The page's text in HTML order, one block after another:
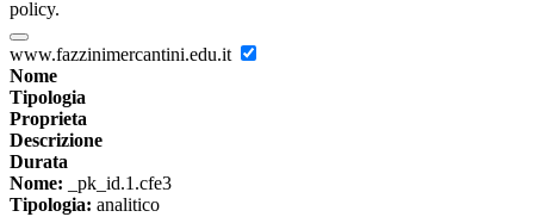
policy.
www.fazzinimercantini.edu.it
Nome
Tipologia
Proprieta
Descrizione
Durata
Nome: _pk_id.1.cfe3
Tipologia: analitico